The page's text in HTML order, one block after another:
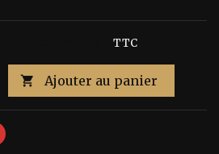
TTC
 Ajouter au panier